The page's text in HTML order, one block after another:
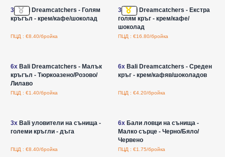
3x Bali Dreamcatchers - Голям
кръгъл - крем/кафе/шоколад
ПЦД : €8.40/бройка
3x Bali Dreamcatchers - Екстра
голям кръг - крем/кафе/
шоколад
ПЦД : €16.80/бройка
6xBali Dreamcatchers - Малък
кръгъл - Тюркоазено/Розово/
Лилаво
ПЦД : €1.40/бройка
6xBali Dreamcatchers - Среден
кръг - крем/кафяв/шоколадов
ПЦД : €4.20/бройка
3xBali уловители на сънища -
големи кръгли - дъга
ПЦД : €8.40/бройка
6xБали ловци на сънища -
Малко сърце - Черно/Бяло/
Червено
ПЦД : €1.75/бройка